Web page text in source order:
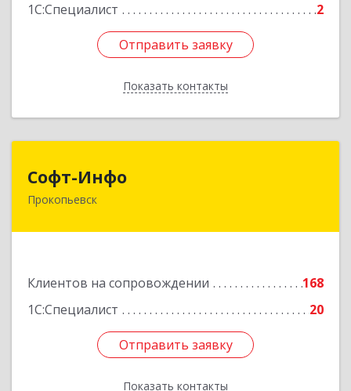
1С:Специалист
2
Отправить заявку
Показать контакты
Отправить заявку
Назад
Софт-Инфо
Прокопьевск
Клиентов на сопровождении
168
1С:Специалист
20
Отправить заявку
Показать контакты
653039, Кемеровская область - Кузбасс,
Подробнее
Отправить заявку
Назад